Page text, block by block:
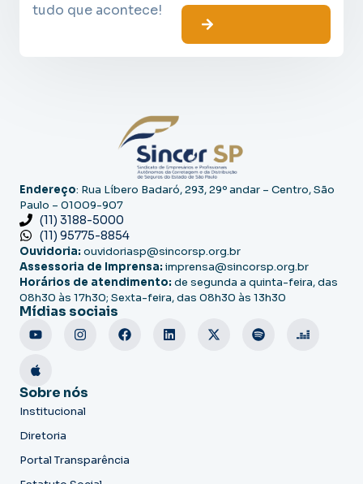
tudo que acontece!
Endereço: Rua Líbero Badaró, 293, 29º andar – Centro, São
Paulo – 01009-907
(11) 3188-5000
(11) 95775-8854
Ouvidoria: ouvidoriasp@sincorsp.org.br
Assessoria de Imprensa: imprensa@sincorsp.org.br
Horários de atendimento: de segunda a quinta-feira, das
08h30 às 17h30; Sexta-feira, das 08h30 às 13h30
Mídias sociais
Sobre nós
Institucional
Diretoria
Portal Transparência